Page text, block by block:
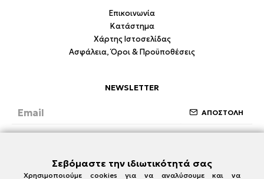
Επικοινωνία
Κατάστημα
Χάρτης Ιστοσελίδας
Ασφάλεια, Όροι & Προϋποθέσεις
NEWSLETTER
ΑΠΟΣΤΟΛΗ
Σεβόμαστε την ιδιωτικότητά σας
Χρησιμοποιούμε cookies για να αναλύσουμε και να